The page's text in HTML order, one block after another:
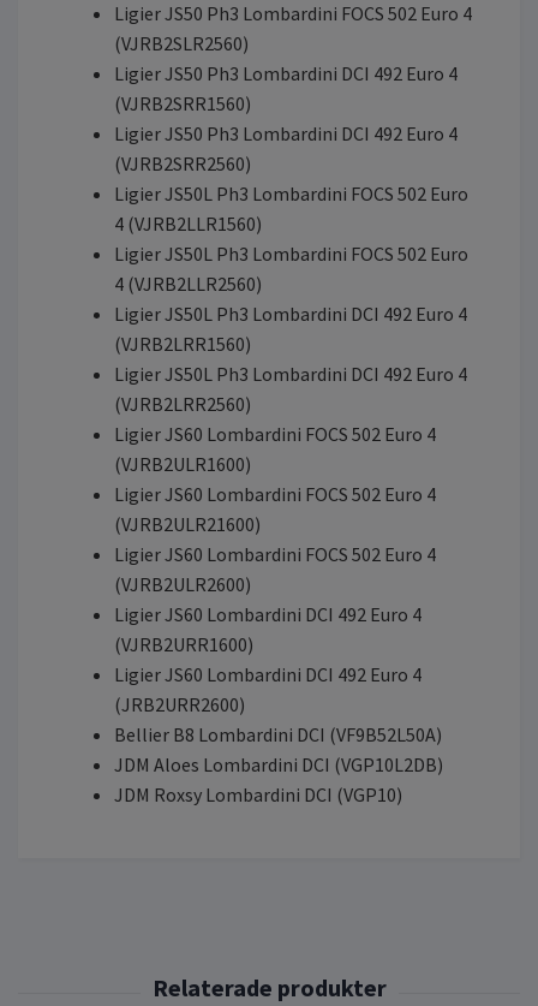
Ligier JS50 Ph3 Lombardini FOCS 502 Euro 4
(VJRB2SLR2560)
Ligier JS50 Ph3 Lombardini DCI 492 Euro 4
(VJRB2SRR1560)
Ligier JS50 Ph3 Lombardini DCI 492 Euro 4
(VJRB2SRR2560)
Ligier JS50L Ph3 Lombardini FOCS 502 Euro
4 (VJRB2LLR1560)
Ligier JS50L Ph3 Lombardini FOCS 502 Euro
4 (VJRB2LLR2560)
Ligier JS50L Ph3 Lombardini DCI 492 Euro 4
(VJRB2LRR1560)
Ligier JS50L Ph3 Lombardini DCI 492 Euro 4
(VJRB2LRR2560)
Ligier JS60 Lombardini FOCS 502 Euro 4
(VJRB2ULR1600)
Ligier JS60 Lombardini FOCS 502 Euro 4
(VJRB2ULR21600)
Ligier JS60 Lombardini FOCS 502 Euro 4
(VJRB2ULR2600)
Ligier JS60 Lombardini DCI 492 Euro 4
(VJRB2URR1600)
Ligier JS60 Lombardini DCI 492 Euro 4
(JRB2URR2600)
Bellier B8 Lombardini DCI (VF9B52L50A)
JDM Aloes Lombardini DCI (VGP10L2DB)
JDM Roxsy Lombardini DCI (VGP10)